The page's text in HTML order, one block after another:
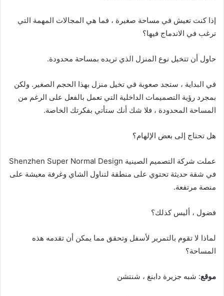
إذا كنت تعيش في مساحة صغيرة ، فما هي المجالات المهمة التي
ترغب في الاندماج فيها؟
حاول أن تتخيل نوع المنزل الذي تريده بمساحة محدودة.
في البداية ، ستجد صعوبة في تخيل منزل بهذا الحجم الصغير. ولكن
بمجرد رؤية التصميمات الداخلية التي تعمل بالفعل على الرغم من
المساحة المحدودة ، فلا شك أنك ستأتي بفكرتك الخاصة.
هل تحتاج إلى بعض الإلهام؟
عملت شركة التصميم الصينية Shenzhen Super Normal Design
في شقة حديثة تحتوي على منطقة لتناول الشاي وغرفة معيشة على
منصة مرتفعة.
فضول ، أليس كذلك؟
لماذا لا تقوم بالتمرير لأسفل وتحقق مما يمكن أن تقدمه هذه
المساحة؟
موقع: شبه جزيرة دابنغ ، شنتشن